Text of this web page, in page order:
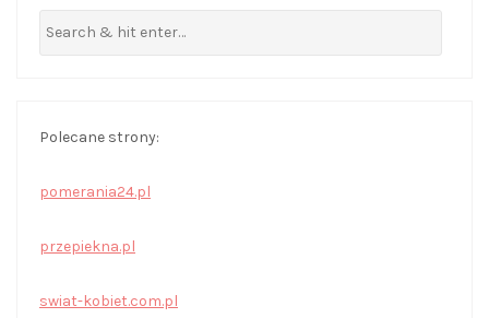
Polecane strony:
pomerania24.pl
przepiekna.pl
swiat-kobiet.com.pl